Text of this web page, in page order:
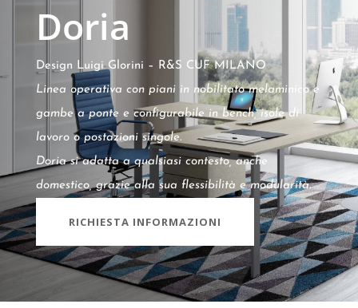
Doria
Design Luigi Glorini – R&S CUF MILANO
Linea operativa con piani in nobilitato melaminico e
gambe a ponte e configurabile in bench, isole di
lavoro o postazioni singole.
Doria si adatta a qualsiasi contesto, anche
domestico, grazie alla sua flessibilità e modularità.
RICHIESTA INFORMAZIONI